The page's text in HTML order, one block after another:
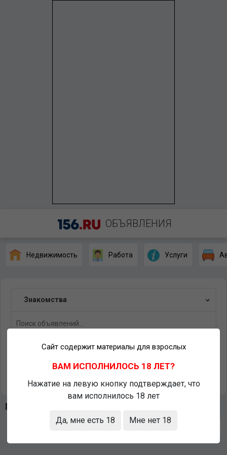
ОБЪЯВЛЕНИЯ
Недвижимость Работа Услуги
Знакомства
Последние объявления
Сайт содержит материалы для взрослых
ВАМ ИСПОЛНИЛОСЬ 18 ЛЕТ?
Нажатие на левую кнопку подтверждает, что
вам исполнилось 18 лет
Да, мне есть 18 Мне нет 18